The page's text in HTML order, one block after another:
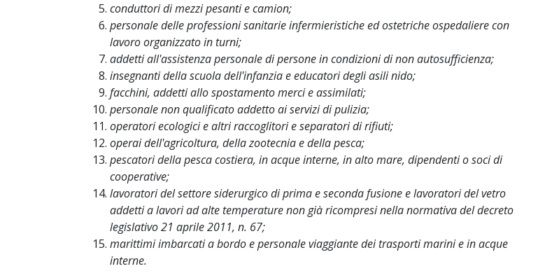
conduttori di mezzi pesanti e camion;
personale delle professioni sanitarie infermieristiche ed ostetriche ospedaliere con
lavoro organizzato in turni;
addetti all'assistenza personale di persone in condizioni di non autosufficienza;
insegnanti della scuola dell'infanzia e educatori degli asili nido;
facchini, addetti allo spostamento merci e assimilati;
personale non qualificato addetto ai servizi di pulizia;
operatori ecologici e altri raccoglitori e separatori di rifiuti;
operai dell'agricoltura, della zootecnia e della pesca;
pescatori della pesca costiera, in acque interne, in alto mare, dipendenti o soci di
cooperative;
lavoratori del settore siderurgico di prima e seconda fusione e lavoratori del vetro
addetti a lavori ad alte temperature non già ricompresi nella normativa del decreto
legislativo 21 aprile 2011, n. 67;
marittimi imbarcati a bordo e personale viaggiante dei trasporti marini e in acque
interne.